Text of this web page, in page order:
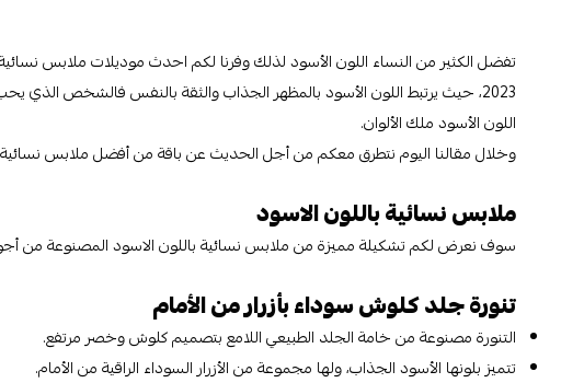
تفضل الكثير من النساء اللون الأسود لذلك وفرنا لكم احدث موديلات ملابس
2023، حيث يرتبط اللون الأسود بالمظهر الجذاب والثقة بالنفس فالشخص
اللون الأسود ملك الألوان.
وخلال مقالنا اليوم نتطرق معكم من أجل الحديث عن باقة من أفضل ملابس
ملابس نسائية باللون الاسود
سوف نعرض لكم تشكيلة مميزة من ملابس نسائية باللون الاسود المصنوعة من أجود
تنورة جلد كلوش سوداء بأزرار من الأمام
التنورة مصنوعة من خامة الجلد الطبيعي اللامع بتصميم كلوش وخصر مرتفع.
تتميز بلونها الأسود الجذاب، ولها مجموعة من الأزرار السوداء الراقية من الأمام.